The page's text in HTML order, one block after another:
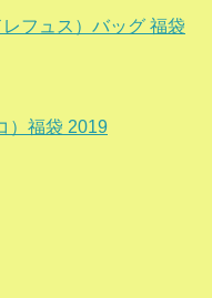
フュス）バッグ 福袋
）福袋 2019